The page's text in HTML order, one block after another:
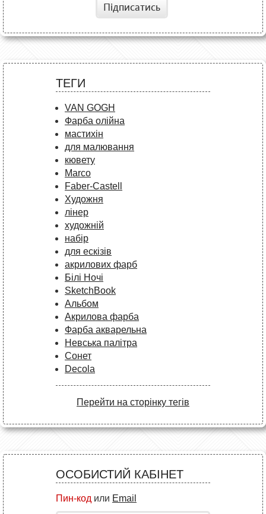
Підписатись
ТЕГИ
VAN GOGH
Фарба олійна
мастихін
для малювання
кювету
Marco
Faber-Castell
Художня
лінер
художній
набір
для ескізів
акрилових фарб
Білі Ночі
SketchBook
Альбом
Акрилова фарба
Фарба акварельна
Невська палітра
Сонет
Decola
Перейти на сторінку тегів
ОСОБИСТИЙ КАБІНЕТ
Пин-код или Email